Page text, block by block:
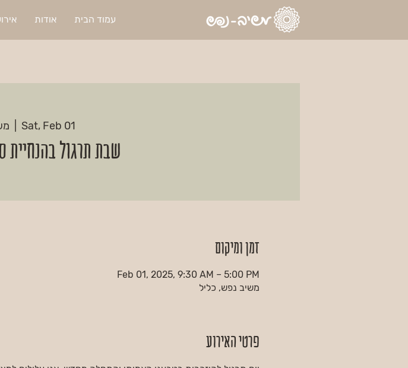
עמוד הבית אודות
Sat, Feb 01
שבת תרגול בהנחיית
זמן ומיקום
Feb 01, 2025, 9:30 AM – 5:00 PM
משיב נפש, כליל
פרטי האירוע